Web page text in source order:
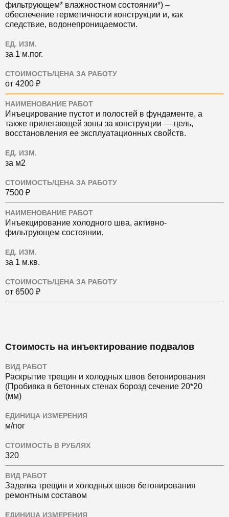
фильтрующем* влажностном состоянии*) ‒
обеспечение герметичности конструкции и, как
следствие, водонепроницаемости.
ЕД. ИЗМ.
за 1 м.пог.
СТОИМОСТЬ/ЦЕНА ЗА РАБОТУ
от 4200 ₽
НАИМЕНОВАНИЕ РАБОТ
Инъецирование пустот и полостей в фундаменте, а
также прилегающей зоны за конструкции — цель,
восстановления ее эксплуатационных свойств.
ЕД. ИЗМ.
за м2
СТОИМОСТЬ/ЦЕНА ЗА РАБОТУ
7500 ₽
НАИМЕНОВАНИЕ РАБОТ
Инъекцирование холодного шва, активно-
фильтрующем состоянии.
ЕД. ИЗМ.
за 1 м.кв.
СТОИМОСТЬ/ЦЕНА ЗА РАБОТУ
от 6500 ₽
Стоимость на инъектирование подвалов
ВИД РАБОТ
Раскрытие трещин и холодных швов бетонирования
(Пробивка в бетонных стенах борозд сечение 20*20
(мм)
ЕДИНИЦА ИЗМЕРЕНИЯ
м/пог
СТОИМОСТЬ В РУБЛЯХ
320
ВИД РАБОТ
Заделка трещин и холодных швов бетонирования
ремонтным составом
ЕДИНИЦА ИЗМЕРЕНИЯ